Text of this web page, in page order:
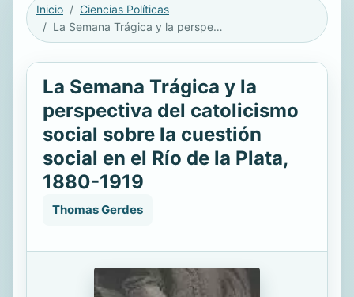
Inicio
Ciencias Políticas
La Semana Trágica y la perspectiva del catolicismo social sobre la cuestión social en el Río de la Plata, 1880-1919
La Semana Trágica y la
perspectiva del catolicismo
social sobre la cuestión
social en el Río de la Plata,
1880-1919
Thomas Gerdes